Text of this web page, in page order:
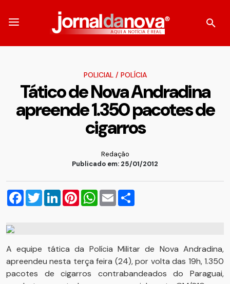
POLICIAL/ POLÍCIA
Tático de Nova Andradina
apreende 1.350 pacotes de
cigarros
Redação
Publicado em: 25/01/2012
Facebook
TwitterLinkedInPinterestWhatsApp
Email
A equipe tática da Polícia Militar de Nova Andradina,
apreendeu nesta terça feira (24), por volta das 19h, 1.350
pacotes de cigarros contrabandeados do Paraguai,